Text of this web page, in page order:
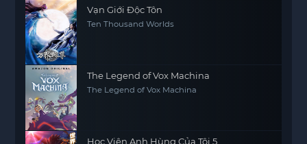
Vạn Giới Độc Tôn
Ten Thousand Worlds
The Legend of Vox Machina
The Legend of Vox Machina
Học Viện Anh Hùng Của Tôi 5